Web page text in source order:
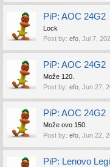
PiP: AOC 24G2
Lock
Post by: efo Jul 7,
PiP: AOC 24G2
Može 120.
Post by: efo Jun 27,
PiP: AOC 24G2
Može ovo 150.
Post by: efo Jun 22,
PiP: Lenovo